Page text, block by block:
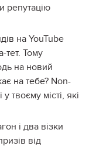
репутацію
на YouTube
тет. Тому
на новий
на тебе? Non-
твоєму місті, які
і два візки
від